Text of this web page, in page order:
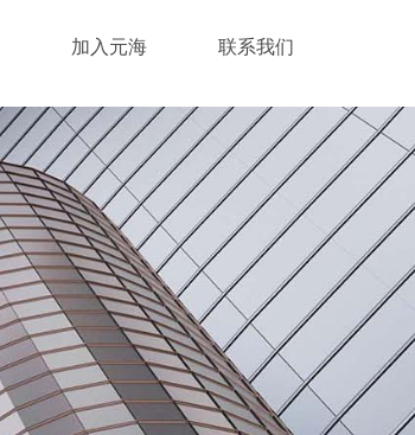
加入元海 联系我们